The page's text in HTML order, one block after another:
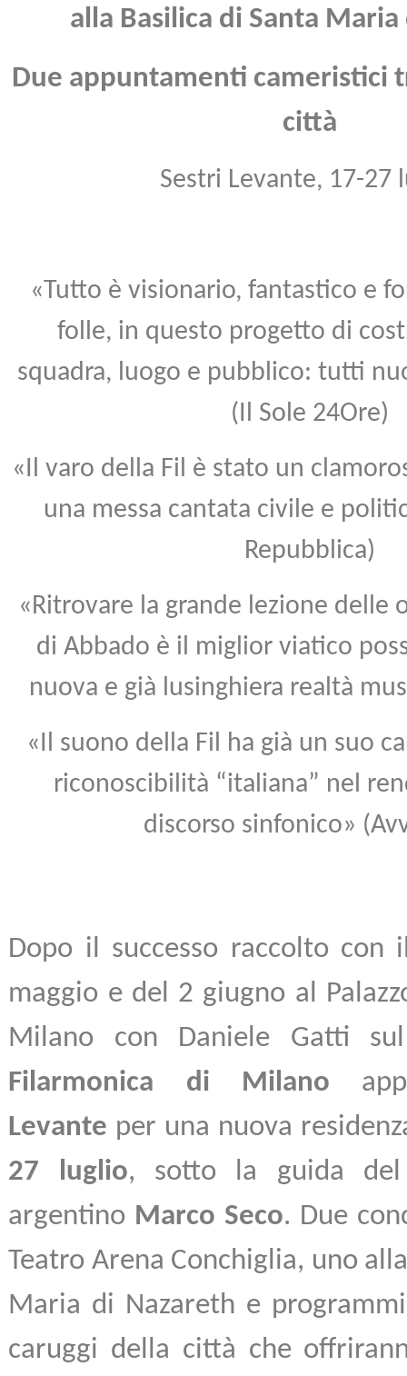
alla Basilica di Santa
Due appuntamenti cameristici
città
Sestri Levante, 17-27
«Tutto è visionario, fantastico e
folle, in questo progetto di
squadra, luogo e pubblico: tutti
(Il Sole 24Ore)
«Il varo della Fil è stato un
una messa cantata civile e
Repubblica)
«Ritrovare la grande lezione delle
di Abbado è il miglior viatico
nuova e già lusinghiera realtà
«Il suono della Fil ha già un suo
riconoscibilità “italiana” nel
discorso sinfonico»
Dopo il successo raccolto con
maggio e del 2 giugno al
Milano con Daniele Gatti
Filarmonica di Milano
Levante per una nuova
27 luglio, sotto la guida
argentino Marco Seco. Due
Teatro Arena Conchiglia, uno
Maria di Nazareth e
caruggi della città che